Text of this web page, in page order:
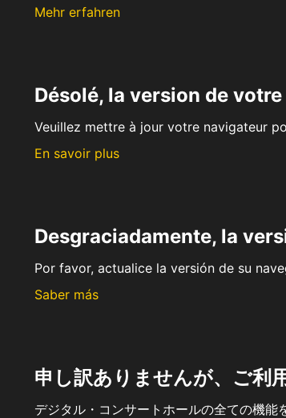
Mehr erfahren
Désolé, la version de
Veuillez mettre à jour votre navigateur
En savoir plus
Desgraciadamente, la
Por favor, actualice la versión de su
Saber más
申し訳ありませんが、ご利
デジタル・コンサートホールの全ての機能